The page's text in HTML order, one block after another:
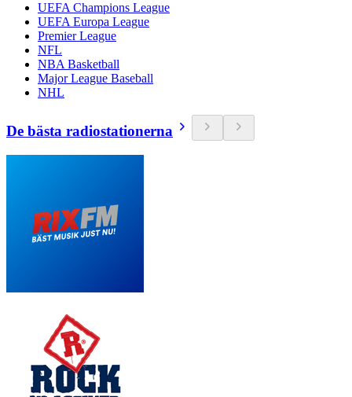
UEFA Champions League
UEFA Europa League
Premier League
NFL
NBA Basketball
Major League Baseball
NHL
De bästa radiostationerna